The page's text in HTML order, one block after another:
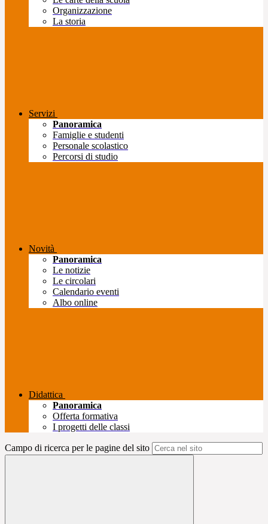
Organizzazione
La storia
Servizi
Panoramica
Famiglie e studenti
Personale scolastico
Percorsi di studio
Novità
Panoramica
Le notizie
Le circolari
Calendario eventi
Albo online
Didattica
Panoramica
Offerta formativa
I progetti delle classi
Campo di ricerca per le pagine del sito